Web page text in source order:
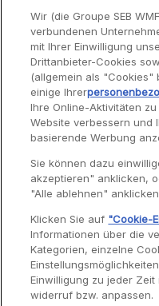
Produkte
STANDMIXER
MASTERMIX
Häufig
Wir (die Groupe SEB
verbundenen
mit Ihrer Einwilligung
Drittanbieter-Cookies
(allgemein als
einige Ihrer
Ihre Online-Aktivitäten
Website verbessern und
basierende Werbung
Sie können dazu
akzeptieren" anklicken,
"Alle ablehnen"
Klicken Sie auf "Cookie-
Informationen über die
Kategorien, einzelne
Einwilligung zu jeder
widerruf bzw. anpassen.